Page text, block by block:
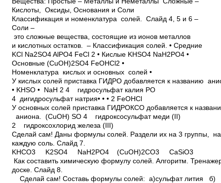
Кислоты, Оксиды, Основания и Соли
Классификация и номенклатура солей. Слайд 4, 5 и 6 –
Соли –
это сложные вещества, состоящие из ионов металлов
и кислотных остатков. – Классификация солей. • Средние
KCl Na2SO4 AlPO4 FeCl 2 • Кислые KHSO4 NaH2PO4 •
Основные (CuOH)2SO4 FeOHCl2 •
Номенклатура кислых и основных солей •
У кислых солей приставка ГИДРО добавляется к названию
• KHSO • NaH 2 4 гидросульфат калия PO
4 дигидросульфат натрия• • • 2 FeOHCl
У основных солей приставка ГИДРОКСО добавляется к
аниона. (CuOH) SO 4 гидроксосульфат меди (II)
2 гидроксохлорид железа (III)
Сделай сам! Даны формулы солей. Раздели их на 3 группы,
каждую соль. Слайд 7.
KHCO3 K2SO4 NaH2PO4 (CuOH)2CO3 CaSiO3
Как составить химическую формулу солей. Алгоритм.
доске. Слайд 8.
Сделай сам! Составь формулы солей: а)сульфат лития б)